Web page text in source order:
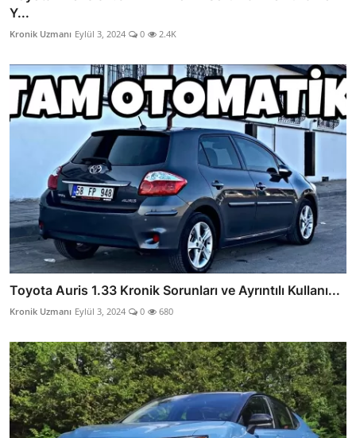
Y...
Kronik Uzmanı Eylül 3, 2024 0 2.4K
Toyota Auris 1.33 Kronik Sorunları ve Ayrıntılı Kullanı...
Kronik Uzmanı Eylül 3, 2024 0 680